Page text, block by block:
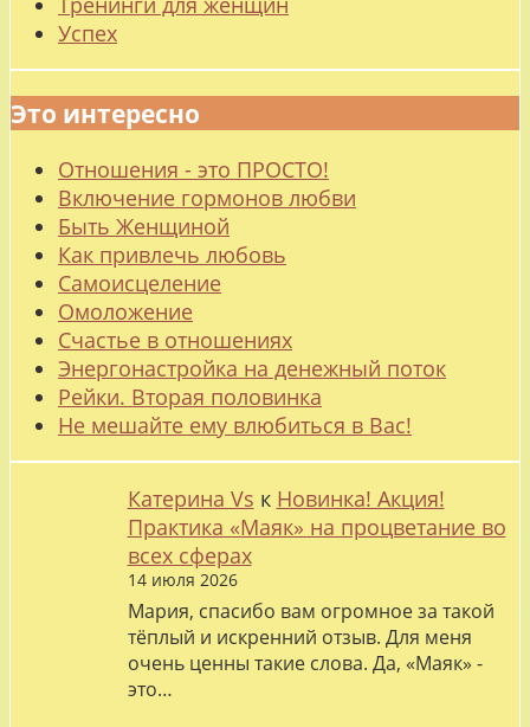
Успех
Это интересно
Отношения - это ПРОСТО!
Включение гормонов любви
Быть Женщиной
Как привлечь любовь
Самоисцеление
Омоложение
Счастье в отношениях
Энергонастройка на денежный поток
Рейки. Вторая половинка
Не мешайте ему влюбиться в Вас!
Катерина Vs к Новинка! Акция!
Практика «Маяк» на процветание во
всех сферах
14 июля 2026
Мария, спасибо вам огромное за такой
тёплый и искренний отзыв. Для меня
очень ценны такие слова. Да, «Маяк» -
это…